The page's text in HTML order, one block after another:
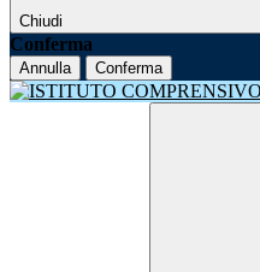
Chiudi
Conferma
Annulla Conferma